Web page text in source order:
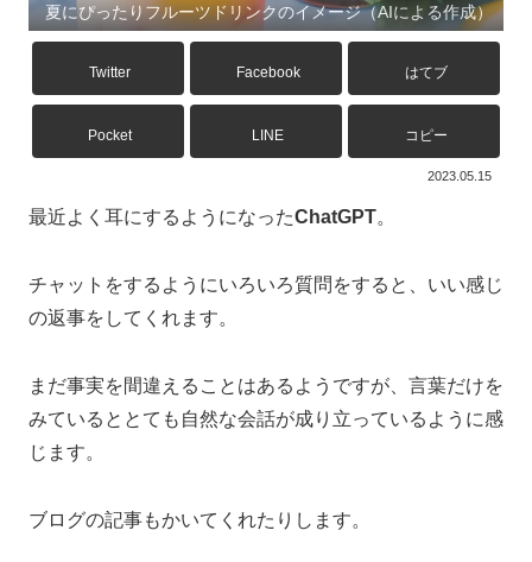
夏にぴったりフルーツドリンクのイメージ（AIによる作成）
Twitter Facebook はてブ
Pocket LINE コピー
2023.05.15
最近よく耳にするようになったChatGPT。
チャットをするようにいろいろ質問をすると、いい感じ
の返事をしてくれます。
まだ事実を間違えることはあるようですが、言葉だけを
みているととても自然な会話が成り立っているように感
じます。
ブログの記事もかいてくれたりします。